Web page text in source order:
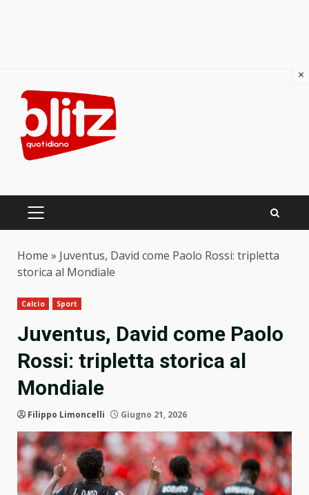
content
PRIMARY
Home » Juventus, David come Paolo Rossi: tripletta
storica al Mondiale
Calcio Sport
Juventus, David come Paolo
Rossi: tripletta storica al
Mondiale
Filippo Limoncelli Giugno 21, 2026
×